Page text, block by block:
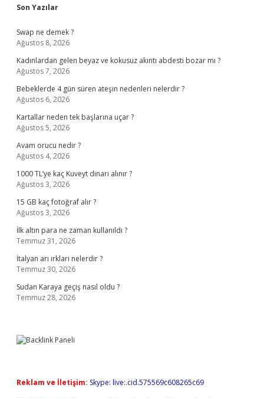
Sidebar
Son Yazılar
Swap ne demek ?
Ağustos 8, 2026
Kadınlardan gelen beyaz ve kokusuz akıntı abdesti bozar mı ?
Ağustos 7, 2026
Bebeklerde 4 gün süren ateşin nedenleri nelerdir ?
Ağustos 6, 2026
Kartallar neden tek başlarına uçar ?
Ağustos 5, 2026
Avam orucu nedir ?
Ağustos 4, 2026
1000 TL’ye kaç Kuveyt dinarı alınır ?
Ağustos 3, 2026
15 GB kaç fotoğraf alır ?
Ağustos 3, 2026
İlk altın para ne zaman kullanıldı ?
Temmuz 31, 2026
İtalyan arı ırkları nelerdir ?
Temmuz 30, 2026
Sudan Karaya geçiş nasıl oldu ?
Temmuz 28, 2026
Reklam ve İletişim: Skype: live:.cid.575569c608265c69